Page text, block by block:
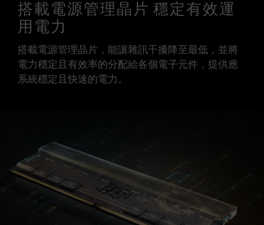
搭載電源管理晶片 穩定有效運
用電力
搭載電源管理晶片，能讓雜訊干擾降至最低，並將
電力穩定且有效率的分配給各個電子元件，提供應
系統穩定且快速的電力。